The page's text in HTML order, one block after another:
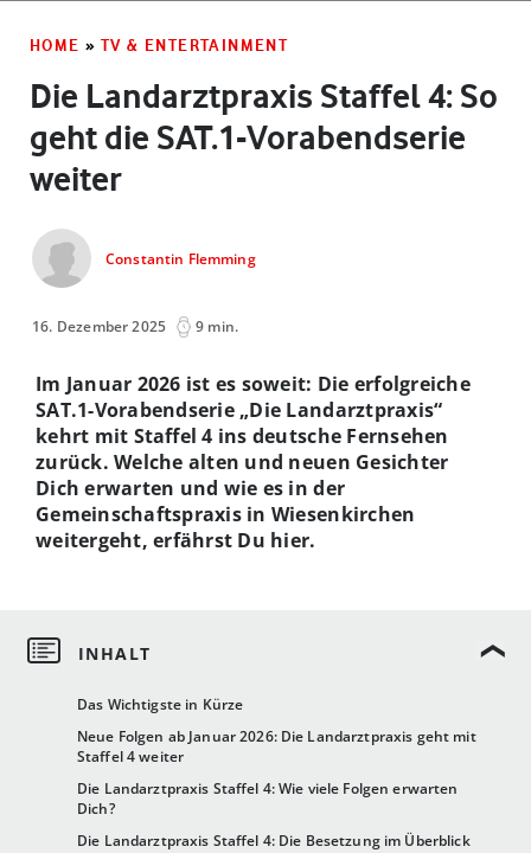
HOME » TV & ENTERTAINMENT
Die Landarztpraxis Staffel 4: So
geht die SAT.1-Vorabendserie
weiter
Constantin Flemming
16. Dezember 2025 9 min.
Das Wichtigste in Kürze
Neue Folgen ab Januar 2026: Die Landarztpraxis geht mit
Staffel 4 weiter
Die Landarztpraxis Staffel 4: Wie viele Folgen erwarten
Dich?
Die Landarztpraxis Staffel 4: Die Besetzung im Überblick
Im Januar 2026 ist es soweit: Die erfolgreiche
SAT.1-Vorabendserie „Die Landarztpraxis“
kehrt mit Staffel 4 ins deutsche Fernsehen
zurück. Welche alten und neuen Gesichter
Dich erwarten und wie es in der
Gemeinschaftspraxis in Wiesenkirchen
weitergeht, erfährst Du hier.